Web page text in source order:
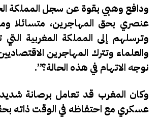
ودافع وهبي بقوة عن سجل المملكة
عنصري بحق المهاجرين، متسائلا
وترسلهم إلى المملكة المغربية
والعلماء وتترك المهاجرين
نوجه الاتهام في هذه الحالة؟”.
وكان المغرب قد تعامل برصانة
عسكري مع احتفاظه في الوقت ذاته